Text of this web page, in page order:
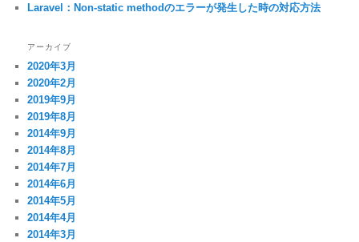
Laravel：Non-static methodのエラーが発生した時の対応方法
アーカイブ
2020年3月
2020年2月
2019年9月
2019年8月
2014年9月
2014年8月
2014年7月
2014年6月
2014年5月
2014年4月
2014年3月